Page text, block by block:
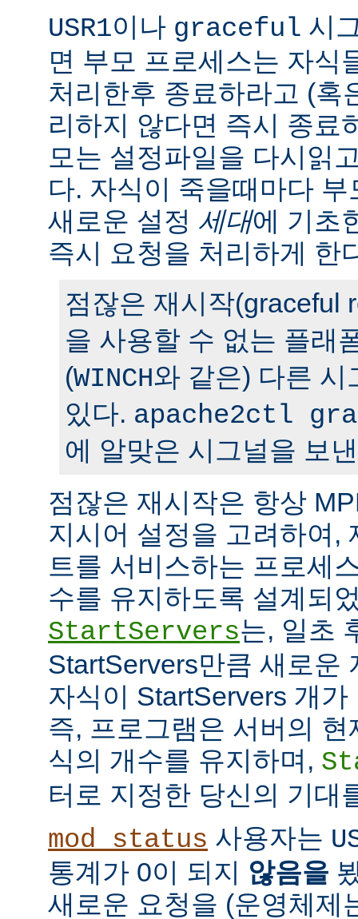
USR1이나 graceful 시
면 부모 프로세스는 자식
처리한후 종료하라고 (혹
리하지 않다면 즉시 종료
모는 설정파일을 다시읽
다. 자식이 죽을때마다
새로운 설정 세대에 기초
즉시 요청을 처리하게 한
점잖은 재시작(graceful
을 사용할 수 없는 플래
(WINCH와 같은) 다른 시
있다. apache2ctl
에 알맞은 시그널을 보
점잖은 재시작은 항상
지시어 설정을 고려하여,
트를 서비스하는 프로세
수를 유지하도록 설계되
StartServers는, 일초
StartServers만큼 새로운
자식이 StartServers 개
즉, 프로그램은 서버의
식의 개수를 유지하며,
터로 지정한 당신의 기대
mod_status 사용자는
통계가 0이 되지 않음을
새로운 요청을 (운영체제